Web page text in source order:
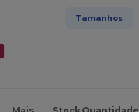
Tamanhos